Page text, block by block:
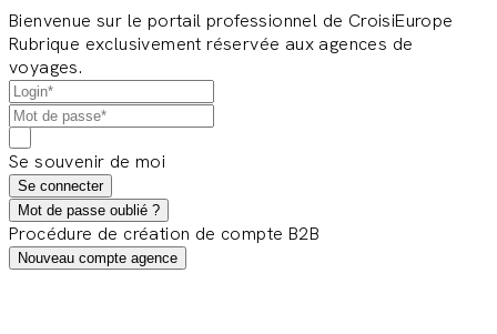
Bienvenue sur le portail professionnel de CroisiEurope
Rubrique exclusivement réservée aux agences de
voyages.
Se souvenir de moi
Se connecter
Mot de passe oublié ?
Procédure de création de compte B2B
Nouveau compte agence